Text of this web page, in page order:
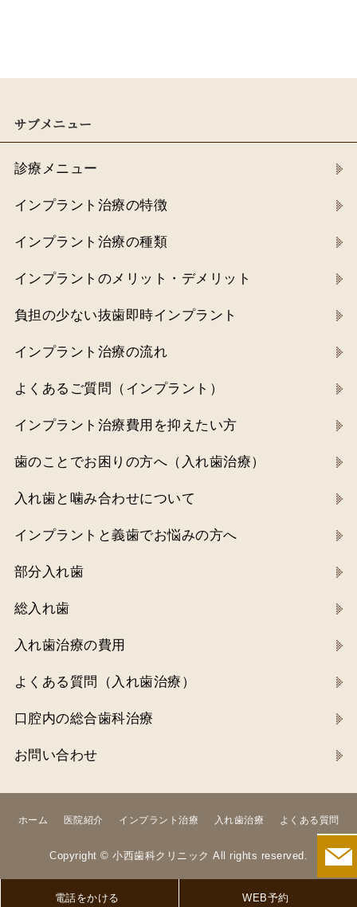
電話をかける WEB予約
サブメニュー
診療メニュー
インプラント治療の特徴
インプラント治療の種類
インプラントのメリット・デメリット
負担の少ない抜歯即時インプラント
インプラント治療の流れ
よくあるご質問（インプラント）
インプラント治療費用を抑えたい方
歯のことでお困りの方へ（入れ歯治療）
入れ歯と噛み合わせについて
インプラントと義歯でお悩みの方へ
部分入れ歯
総入れ歯
入れ歯治療の費用
よくある質問（入れ歯治療）
口腔内の総合歯科治療
お問い合わせ
ホーム 医院紹介 インプラント治療 入れ歯治療 よくある質問
Copyright © 小西歯科クリニック All rights reserved.